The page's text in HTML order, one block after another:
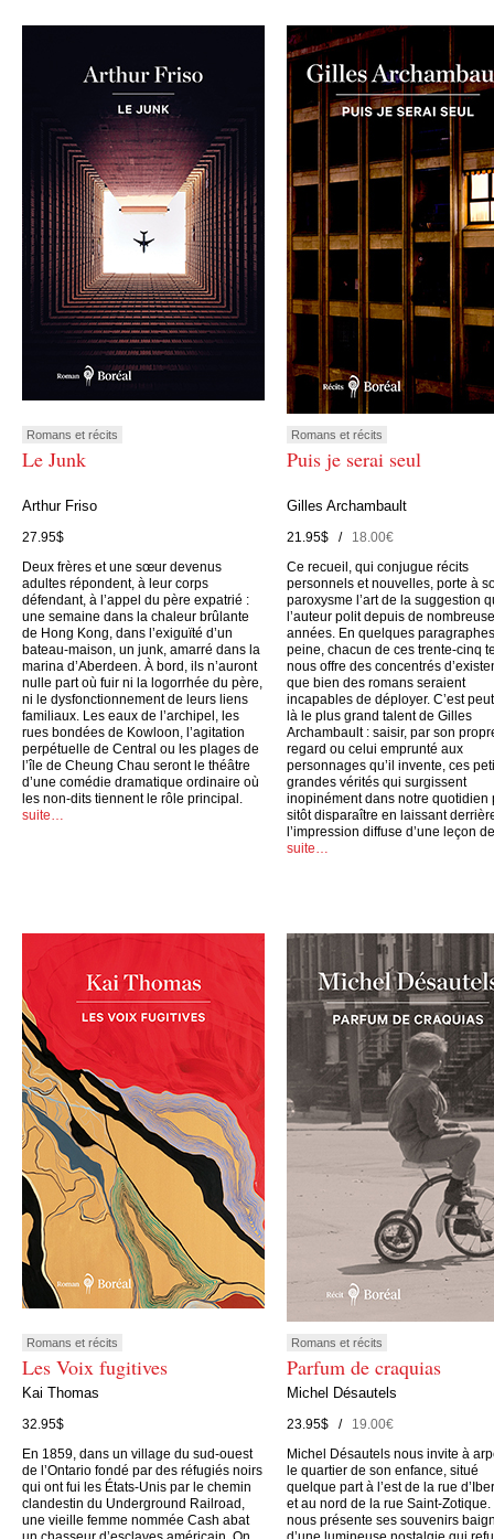
Romans et récits
Le Junk
Arthur Friso
27.95$
Deux frères et une sœur devenus
adultes répondent, à leur corps
défendant, à l’appel du père expatrié :
une semaine dans la chaleur brûlante
de Hong Kong, dans l’exiguïté d’un
bateau-maison, un junk, amarré dans la
marina d’Aberdeen. À bord, ils n’auront
nulle part où fuir ni la logorrhée du père,
ni le dysfonctionnement de leurs liens
familiaux. Les eaux de l’archipel, les
rues bondées de Kowloon, l’agitation
perpétuelle de Central ou les plages de
l’île de Cheung Chau seront le théâtre
d’une comédie dramatique ordinaire où
les non-dits tiennent le rôle principal.
suite…
Romans et récits
Puis je serai seul
Gilles Archambault
21.95$ /18.00€
Ce recueil, qui conjugue récits
personnels et nouvelles, porte à
paroxysme l’art de la suggestion
l’auteur polit depuis de
années. En quelques
peine, chacun de ces trente-cinq
nous offre des concentrés
que bien des romans seraient
incapables de déployer. C’est
là le plus grand talent de Gilles
Archambault : saisir, par son
regard ou celui emprunté aux
personnages qu’il invente, ces
grandes vérités qui surgissent
inopinément dans notre quotidien
sitôt disparaître en laissant
l’impression diffuse d’une leçon
suite…
Romans et récits
Les Voix fugitives
Kai Thomas
32.95$
En 1859, dans un village du sud-ouest
de l’Ontario fondé par des réfugiés noirs
qui ont fui les États-Unis par le chemin
clandestin du Underground Railroad,
une vieille femme nommée Cash abat
Romans et récits
Parfum de craquias
Michel Désautels
23.95$ /19.00€
Michel Désautels nous invite à
le quartier de son enfance, situé
quelque part à l’est de la rue
et au nord de la rue Saint-Zotique.
nous présente ses souvenirs